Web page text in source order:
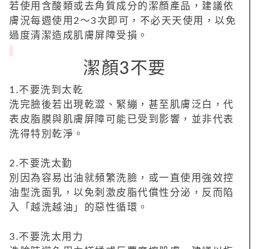
若使用含酸類或去角質成分的潔顏產品，建議依
膚況每週使用2～3次即可，不必天天使用，以免
過度清潔造成肌膚屏障受損。
潔顏3不要
1.不要洗到太乾
洗完臉後若出現乾澀、緊繃，甚至肌膚泛白，代
表皮脂膜與肌膚屏障可能已受到影響，並非代表
洗得特別乾淨。
2.不要洗太勤
別因為容易出油就頻繁洗臉，或一直使用強效控
油型洗面乳，以免刺激皮脂代償性分泌，反而陷
入「越洗越油」的惡性循環。
3.不要洗太用力